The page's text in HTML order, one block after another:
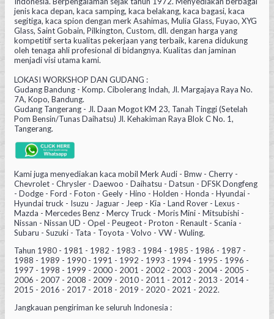
jenis kaca depan, kaca samping, kaca belakang, kaca bagasi, kaca
segitiga, kaca spion dengan merk Asahimas, Mulia Glass, Fuyao, XYG
Glass, Saint Gobain, Pilkington, Custom, dll. dengan harga yang
kompetitif serta kualitas pekerjaan yang terbaik, karena didukung
oleh tenaga ahli profesional di bidangnya. Kualitas dan jaminan
menjadi visi utama kami.
LOKASI WORKSHOP DAN GUDANG :
Gudang Bandung - Komp. Cibolerang Indah, Jl. Margajaya Raya No.
7A, Kopo, Bandung.
Gudang Tangerang - Jl. Daan Mogot KM 23, Tanah Tinggi (Setelah
Pom Bensin/Tunas Daihatsu) Jl. Kehakiman Raya Blok C No. 1,
Tangerang.
Kami juga menyediakan kaca mobil Merk Audi - Bmw - Cherry -
Chevrolet - Chrysler - Daewoo - Daihatsu - Datsun - DFSK Dongfeng
- Dodge - Ford - Foton - Geely - Hino - Holden - Honda - Hyundai -
Hyundai truck - Isuzu - Jaguar - Jeep - Kia - Land Rover - Lexus -
Mazda - Mercedes Benz - Mercy Truck - Moris Mini - Mitsubishi -
Nissan - Nissan UD - Opel - Peugeot - Proton - Renault - Scania -
Subaru - Suzuki - Tata - Toyota - Volvo - VW - Wuling.
Tahun 1980 - 1981 - 1982 - 1983 - 1984 - 1985 - 1986 - 1987 -
1988 - 1989 - 1990 - 1991 - 1992 - 1993 - 1994 - 1995 - 1996 -
1997 - 1998 - 1999 - 2000 - 2001 - 2002 - 2003 - 2004 - 2005 -
2006 - 2007 - 2008 - 2009 - 2010 - 2011 - 2012 - 2013 - 2014 -
2015 - 2016 - 2017 - 2018 - 2019 - 2020 - 2021 - 2022.
Jangkauan pengiriman ke seluruh Indonesia :